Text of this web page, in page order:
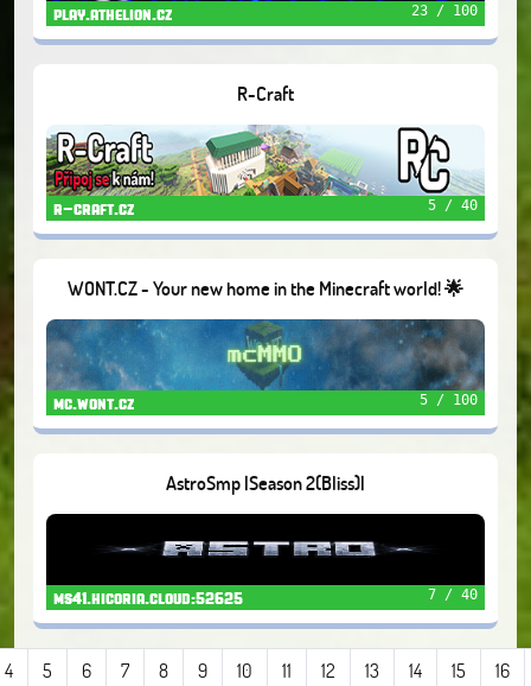
play.athelion.cz 23 / 100
R-Craft
r-craft.cz 5 / 40
WONT.CZ - Your new home in the Minecraft world! 🌟
mc.wont.cz 5 / 100
AstroSmp |Season 2(Bliss)|
ms41.hicoria.cloud:52625 7 / 40
4 5 6 7 8 9 10 11 12 13 14 15 16